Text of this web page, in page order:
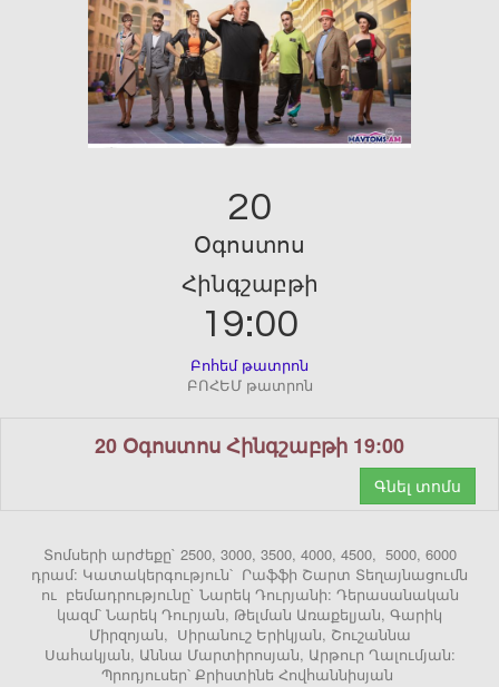
20
Օգոստոս
Հինգշաբթի
19:00
Բոհեմ թատրոն
ԲՈՀԵՄ թատրոն
20 Օգոստոս Հինգշաբթի 19:00
Գնել տոմս
Տոմսերի արժեքը` 2500, 3000, 3500, 4000, 4500, 5000, 6000
դրամ: Կատակերգություն՝ Րաֆֆի Շարտ Տեղայնացումն
ու բեմադրությունը` Նարեկ Դուրյանի: Դերասանական
կազմ՝ Նարեկ Դուրյան, Թելման Առաքելյան, Գարիկ
Միրզոյան, Սիրանուշ Երիկյան, Շուշաննա
Սահակյան, Աննա Մարտիրոսյան, Արթուր Ղալումյան:
Պրոդյուսեր՝ Քրիստինե Հովհաննիսյան